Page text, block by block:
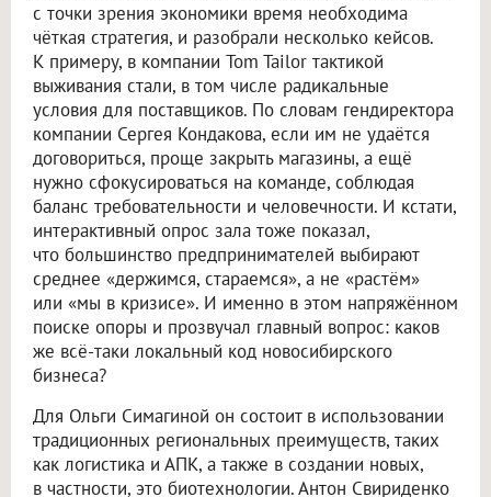
с точки зрения экономики время необходима
чёткая стратегия, и разобрали несколько кейсов.
К примеру, в компании Tom Tailor тактикой
выживания стали, в том числе радикальные
условия для поставщиков. По словам гендиректора
компании Сергея Кондакова, если им не удаётся
договориться, проще закрыть магазины, а ещё
нужно сфокусироваться на команде, соблюдая
баланс требовательности и человечности. И кстати,
интерактивный опрос зала тоже показал,
что большинство предпринимателей выбирают
среднее «держимся, стараемся», а не «растём»
или «мы в кризисе». И именно в этом напряжённом
поиске опоры и прозвучал главный вопрос: каков
же всё-таки локальный код новосибирского
бизнеса?
Для Ольги Симагиной он состоит в использовании
традиционных региональных преимуществ, таких
как логистика и АПК, а также в создании новых,
в частности, это биотехнологии. Антон Свириденко